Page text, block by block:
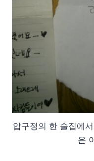
압구정의 한 술집에
은